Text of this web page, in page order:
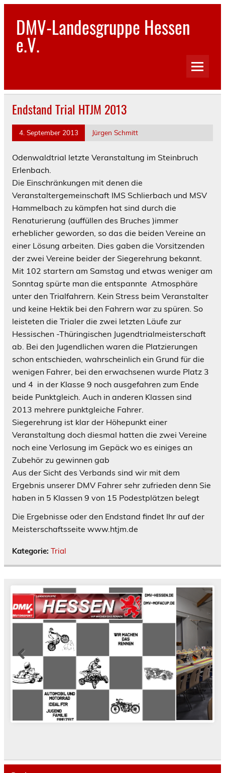
Skip
contentDMV-Landesgruppe Hessen
e.V.
Endstand Trial HTJM 2013
4. September 2013 Jürgen Schmitt
Odenwaldtrial letzte Veranstaltung im Steinbruch
Erlenbach.
Die Einschränkungen mit denen die
Veranstaltergemeinschaft IMS Schlierbach und MSV
Hammelbach zu kämpfen hat sind durch die
Renaturierung (auffüllen des Bruches )immer
erheblicher geworden, so das die beiden Vereine an
einer Lösung arbeiten. Dies gaben die Vorsitzenden
der zwei Vereine beider der Siegerehrung bekannt.
Mit 102 startern am Samstag und etwas weniger am
Sonntag spürte man die entspannte Atmosphäre
unter den Trialfahrern. Kein Stress beim Veranstalter
und keine Hektik bei den Fahrern war zu spüren. So
leisteten die Trialer die zwei letzten Läufe zur
Hessischen -Thüringischen Jugendtrialmeisterschaft
ab. Bei den Jugendlichen waren die Platzierungen
schon entschieden, wahrscheinlich ein Grund für die
wenigen Fahrer, bei den erwachsenen wurde Platz 3
und 4 in der Klasse 9 noch ausgefahren zum Ende
beide Punktgleich. Auch in anderen Klassen sind
2013 mehrere punktgleiche Fahrer.
Siegerehrung ist klar der Höhepunkt einer
Veranstaltung doch diesmal hatten die zwei Vereine
noch eine Verlosung im Gepäck wo es einiges an
Zubehör zu gewinnen gab
Aus der Sicht des Verbands sind wir mit dem
Ergebnis unserer DMV Fahrer sehr zufrieden denn Sie
haben in 5 Klassen 9 von 15 Podestplätzen belegt
Die Ergebnisse oder den Endstand findet Ihr auf der
Meisterschaftsseite www.htjm.de
Kategorie: Trial